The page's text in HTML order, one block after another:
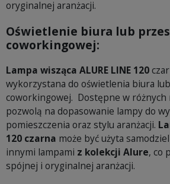
oryginalnej aranżacji.
Oświetlenie biura lub
coworkingowej:
Lampa wisząca ALURE LINE 120
wykorzystana do oświetlenia biura
coworkingowej. Dostępne w różnych
pozwolą na dopasowanie lampy do
pomieszczenia oraz stylu aranżacji.
120 czarna może być użyta
innymi lampami z kolekcji Alure, co
spójnej i oryginalnej aranżacji.